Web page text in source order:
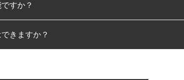
す。
すか？
きますか？